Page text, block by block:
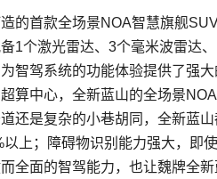
的首款全场景NOA智慧旗舰
1个激光雷达、3个毫米波雷达
智驾系统的功能体验提供了强
算中心，全新蓝山的全场景
还是复杂的小巷胡同，全新蓝
上；障碍物识别能力强大，即
全面的智驾能力，也让魏牌全